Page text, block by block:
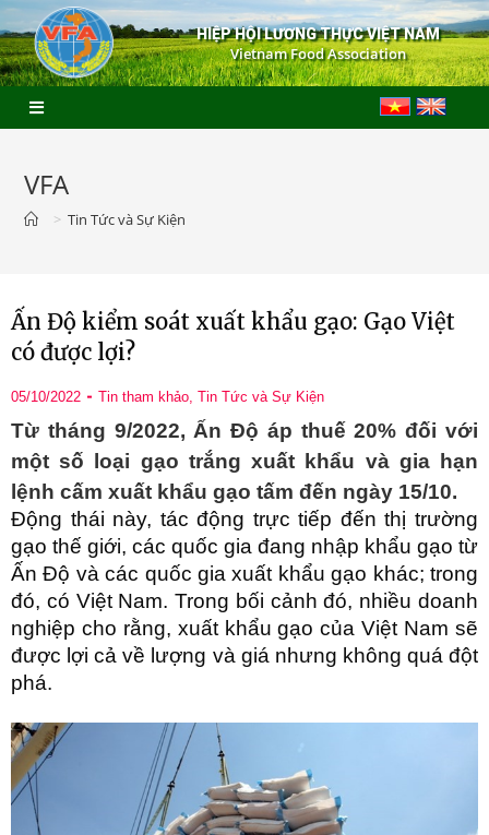
HIỆP HỘI LƯƠNG THỰC VIỆT NAM
Vietnam Food Association
VFA
> Tin Tức và Sự Kiện
Ấn Độ kiểm soát xuất khẩu gạo: Gạo Việt
có được lợi?
05/10/2022 Tin tham khảo, Tin Tức và Sự Kiện
Từ tháng 9/2022, Ấn Độ áp thuế 20% đối với
một số loại gạo trắng xuất khẩu và gia hạn
lệnh cấm xuất khẩu gạo tấm đến ngày 15/10.
Động thái này, tác động trực tiếp đến thị trường
gạo thế giới, các quốc gia đang nhập khẩu gạo từ
Ấn Độ và các quốc gia xuất khẩu gạo khác; trong
đó, có Việt Nam. Trong bối cảnh đó, nhiều doanh
nghiệp cho rằng, xuất khẩu gạo của Việt Nam sẽ
được lợi cả về lượng và giá nhưng không quá đột
phá.